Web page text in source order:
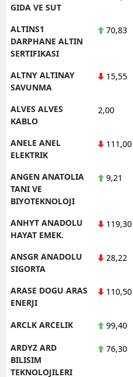
GIDA VE SUT
ALTINS1
DARPHANE ALTIN
SERTIFIKASI
70,83
ALTNY ALTINAY
SAVUNMA
15,55
ALVES ALVES
KABLO
2,00
ANELE ANEL
ELEKTRIK
111,00
ANGEN ANATOLIA
TANI VE
BIYOTEKNOLOJI
9,21
ANHYT ANADOLU
HAYAT EMEK.
119,30
ANSGR ANADOLU
SIGORTA
28,22
ARASE DOGU ARAS
ENERJI
110,50
ARCLK ARCELIK 99,40
ARDYZ ARD
BILISIM
TEKNOLOJILERI
76,30